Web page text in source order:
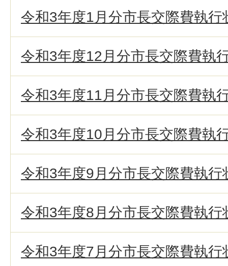
令和3年度1月分市長交際費執行
令和3年度12月分市長交際費執
令和3年度11月分市長交際費執
令和3年度10月分市長交際費執
令和3年度9月分市長交際費執行
令和3年度8月分市長交際費執行
令和3年度7月分市長交際費執行